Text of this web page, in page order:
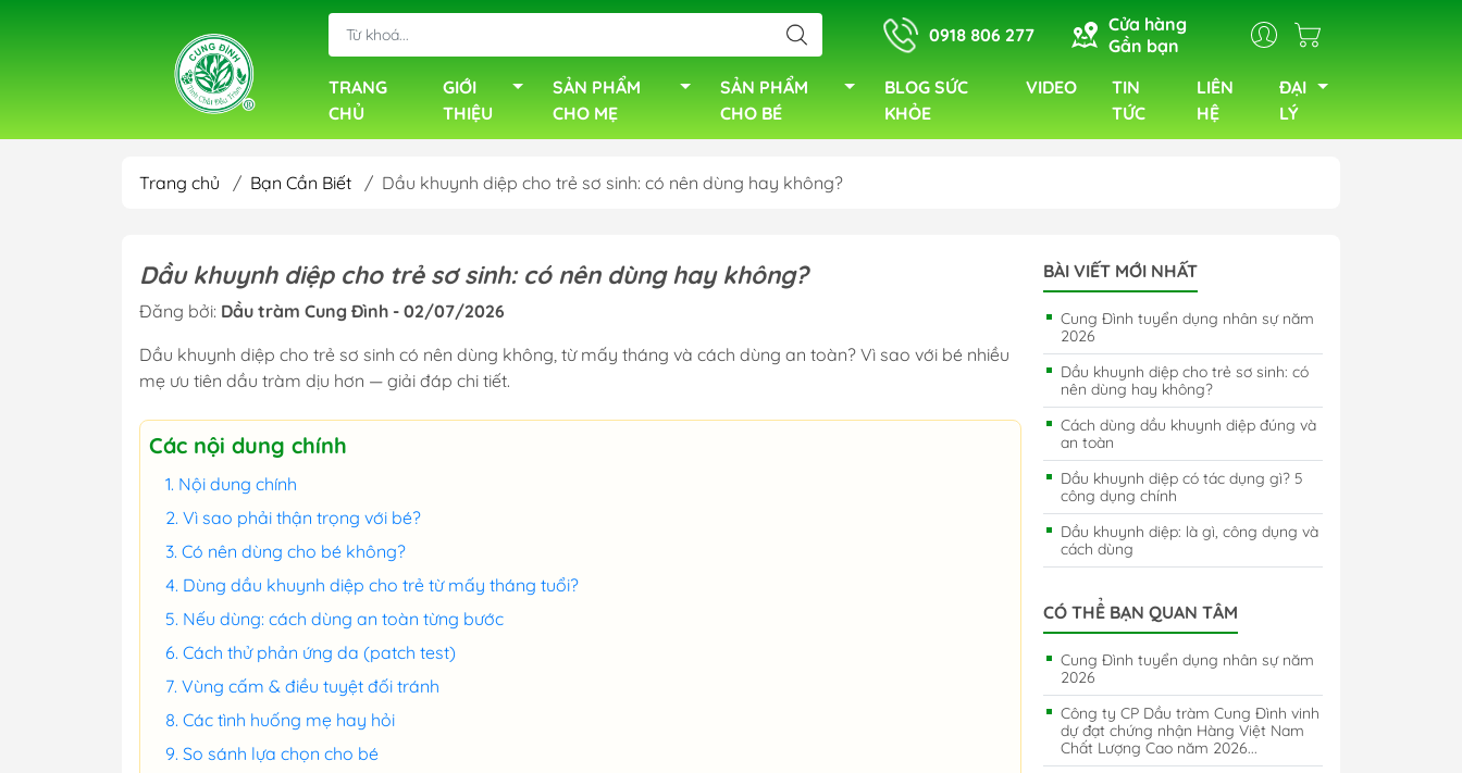
0918 806 277
Cửa hàng
Gần bạn
TRANG
CHỦ
GIỚI
THIỆU
SẢN PHẨM
CHO MẸ
SẢN PHẨM
CHO BÉ
BLOG SỨC
KHỎE
VIDEO
TIN
TỨC
LIÊN
HỆ
ĐẠI
LÝ
Trang chủ / Bạn Cần Biết / Dầu khuynh diệp cho trẻ sơ sinh: có nên dùng hay không?
Dầu khuynh diệp cho trẻ sơ sinh: có nên dùng hay không?
Đăng bởi: Dầu tràm Cung Đình - 02/07/2026
Dầu khuynh diệp cho trẻ sơ sinh có nên dùng không, từ mấy tháng và cách dùng an toàn? Vì sao với bé nhiều
mẹ ưu tiên dầu tràm dịu hơn — giải đáp chi tiết.
Các nội dung chính
Nội dung chính
Vì sao phải thận trọng với bé?
Có nên dùng cho bé không?
Dùng dầu khuynh diệp cho trẻ từ mấy tháng tuổi?
Nếu dùng: cách dùng an toàn từng bước
Cách thử phản ứng da (patch test)
Vùng cấm & điều tuyệt đối tránh
Các tình huống mẹ hay hỏi
So sánh lựa chọn cho bé
BÀI VIẾT MỚI NHẤT
Cung Đình tuyển dụng nhân sự năm
2026
Dầu khuynh diệp cho trẻ sơ sinh: có
nên dùng hay không?
Cách dùng dầu khuynh diệp đúng và
an toàn
Dầu khuynh diệp có tác dụng gì? 5
công dụng chính
Dầu khuynh diệp: là gì, công dụng và
cách dùng
CÓ THỂ BẠN QUAN TÂM
Cung Đình tuyển dụng nhân sự năm
2026
Công ty CP Dầu tràm Cung Đình vinh
dự đạt chứng nhận Hàng Việt Nam
Chất Lượng Cao năm 2026...